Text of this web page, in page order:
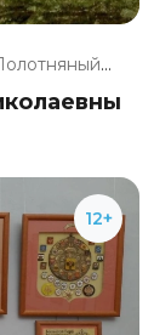
Музей-заповедник «Полотняный З...
12+